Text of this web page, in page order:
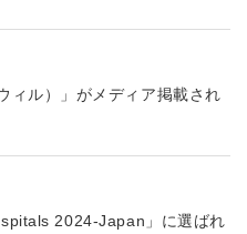
ィル）」がメディア掲載され
2024-Japan」に選ばれ